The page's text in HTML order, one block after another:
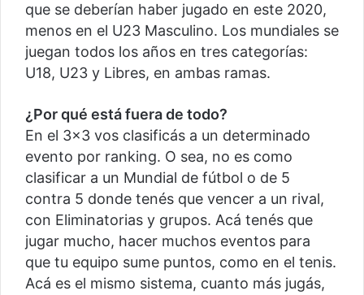
que se deberían haber jugado en este 2020,
menos en el U23 Masculino. Los mundiales se
juegan todos los años en tres categorías:
U18, U23 y Libres, en ambas ramas.
¿Por qué está fuera de todo?
En el 3×3 vos clasificás a un determinado
evento por ranking. O sea, no es como
clasificar a un Mundial de fútbol o de 5
contra 5 donde tenés que vencer a un rival,
con Eliminatorias y grupos. Acá tenés que
jugar mucho, hacer muchos eventos para
que tu equipo sume puntos, como en el tenis.
Acá es el mismo sistema, cuanto más jugás,